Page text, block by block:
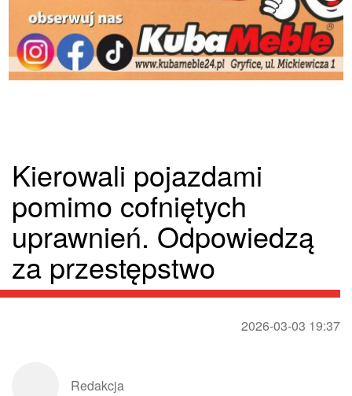
Kierowali pojazdami
pomimo cofniętych
uprawnień. Odpowiedzą
za przestępstwo
2026-03-03 19:37
Redakcja